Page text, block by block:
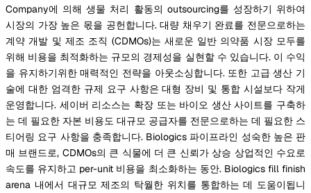
Company에 의해 생물 처리 활동의 outsourcing를 성장하기 위하여
시장의 가장 높은 몫을 공헌합니다. 대량 채우기 완료를 전문으로하는
계약 개발 및 제조 조직 (CDMOs)는 새로운 일반 의약품 시장 모두를
위해 비용을 최적화하는 규모의 경제성을 실현할 수 있습니다. 이 수익
을 유지하기위한 매력적인 전략을 아웃소싱합니다. 또한 고급 생산 기
술에 대한 엄격한 규제 요구 사항은 대형 장비 및 통합 시설보다 작게
운영합니다. 세이버 리소스는 확장 또는 바이오 생산 사이트를 구축하
는 데 필요한 자본 비용도 대규모 공급자를 전문으로하는 데 필요한 스
티어링 요구 사항을 충족합니다. Biologics 파이프라인 성숙한 높은 판
매 브랜드로, CDMOs의 큰 식물에 더 큰 신뢰가 상승 상업적인 수요로
속도를 유지하고 per-unit 비용을 최소화하는 동안. Biologics fill finish
arena 내에서 대규모 제조의 탁월한 위치를 통합하는 데 도움이됩니